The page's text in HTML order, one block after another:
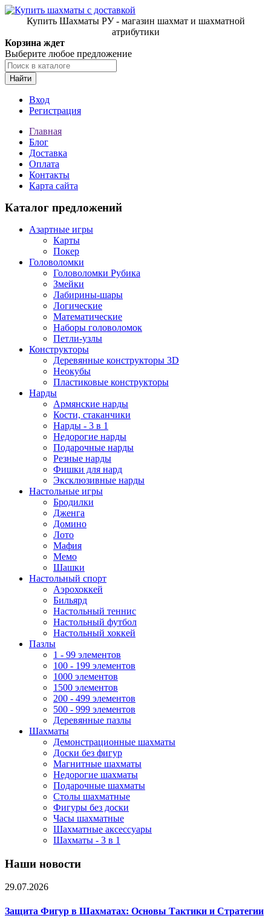
Купить Шахматы РУ - магазин шахмат и шахматной
атрибутики
Корзина ждет
Выберите любое предложение
Найти
Вход
Регистрация
Главная
Блог
Доставка
Оплата
Контакты
Карта сайта
Каталог предложений
Азартные игры
Карты
Покер
Головоломки
Головоломки Рубика
Змейки
Лабирины-шары
Логические
Математические
Наборы головоломок
Петли-узлы
Конструкторы
Деревянные конструкторы 3D
Неокубы
Пластиковые конструкторы
Нарды
Армянские нарды
Кости, стаканчики
Нарды - 3 в 1
Недорогие нарды
Подарочные нарды
Резные нарды
Фишки для нард
Эксклюзивные нарды
Настольные игры
Бродилки
Дженга
Домино
Лото
Мафия
Мемо
Шашки
Настольный спорт
Аэрохоккей
Бильярд
Настольный теннис
Настольный футбол
Настольный хоккей
Пазлы
1 - 99 элементов
100 - 199 элементов
1000 элементов
1500 элементов
200 - 499 элементов
500 - 999 элементов
Деревянные пазлы
Шахматы
Демонстрационные шахматы
Доски без фигур
Магнитные шахматы
Недорогие шахматы
Подарочные шахматы
Столы шахматные
Фигуры без доски
Часы шахматные
Шахматные аксессуары
Шахматы - 3 в 1
Наши новости
29.07.2026
Защита Фигур в Шахматах: Основы Тактики и Стратегии